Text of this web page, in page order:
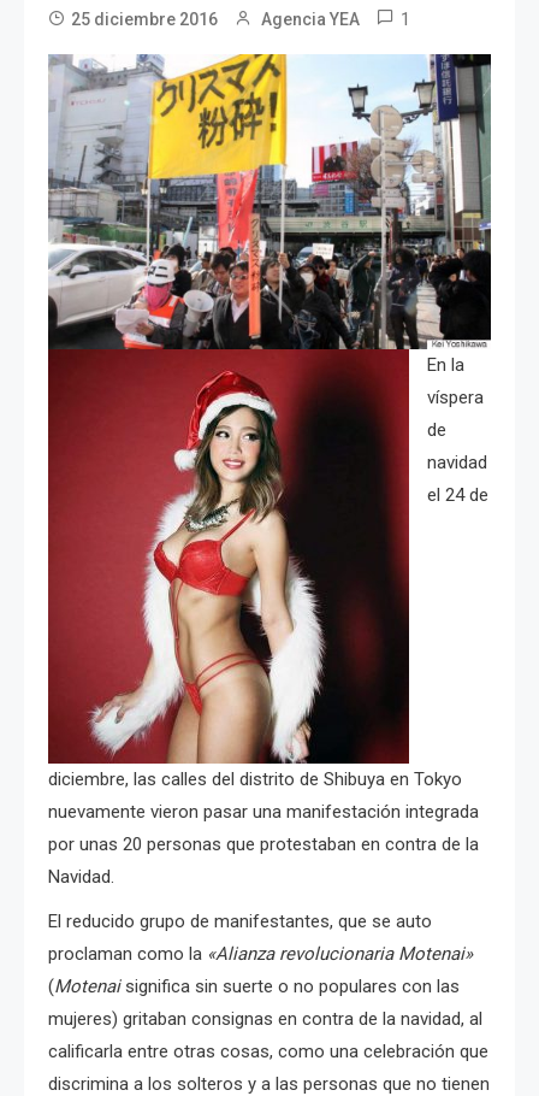
25 diciembre 2016 Agencia YEA 1
En la
víspera
de
navidad
el 24 de
diciembre, las calles del distrito de Shibuya en Tokyo
nuevamente vieron pasar una manifestación integrada
por unas 20 personas que protestaban en contra de la
Navidad.
El reducido grupo de manifestantes, que se auto
proclaman como la «Alianza revolucionaria Motenai»
(Motenaisignifica sin suerte o no populares con las
mujeres) gritaban consignas en contra de la navidad, al
calificarla entre otras cosas, como una celebración que
discrimina a los solteros y a las personas que no tienen